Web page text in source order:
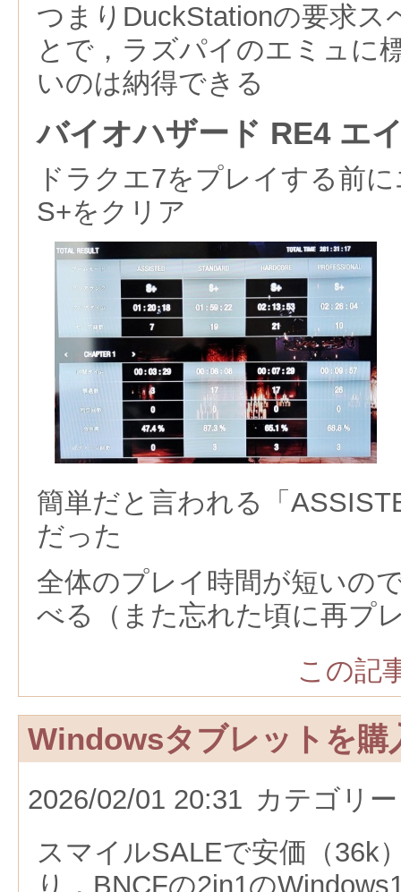
つまりDuckStationの要求ス
とで，ラズパイのエミュに
いのは納得できる
バイオハザード RE4 エ
ドラクエ7をプレイする前
S+をクリア
簡単だと言われる「
だった
全体のプレイ時間が短いの
べる（また忘れた頃に再プ
この記
Windowsタブレットを購
2026/02/01 20:31 カテゴリ
スマイルSALEで安価（36k
り，BNCFの2in1の